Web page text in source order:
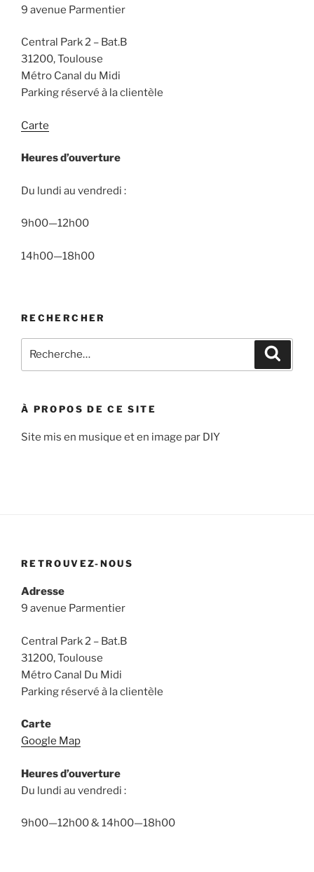
9 avenue Parmentier
Central Park 2 – Bat.B
31200, Toulouse
Métro Canal du Midi
Parking réservé à la clientèle
Carte
Heures d’ouverture
Du lundi au vendredi :
9h00—12h00
14h00—18h00
RECHERCHER
pour
À PROPOS DE CE SITE
Site mis en musique et en image par DIY
RETROUVEZ-NOUS
Adresse
9 avenue Parmentier
Central Park 2 – Bat.B
31200, Toulouse
Métro Canal Du Midi
Parking réservé à la clientèle
Carte
Google Map
Heures d’ouverture
Du lundi au vendredi :
9h00—12h00 & 14h00—18h00